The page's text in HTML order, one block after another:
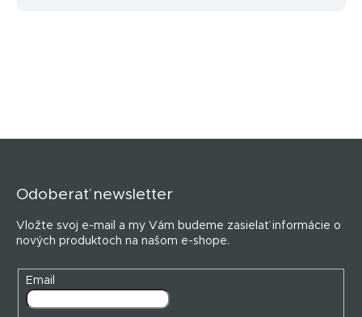
Odoberať newsletter
Vložte svoj e-mail a my Vám budeme zasielať informácie o
nových produktoch na našom e-shope.
Email